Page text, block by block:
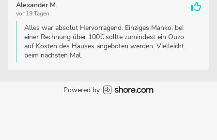
Alexander M.
vor 19 Tagen
Alles war absolut Hervorragend. Einziges Manko, bei
einer Rechnung über 100€ sollte zumindest ein Ouzo
auf Kosten des Hauses angeboten werden. Vielleicht
beim nächsten Mal.
Powered by